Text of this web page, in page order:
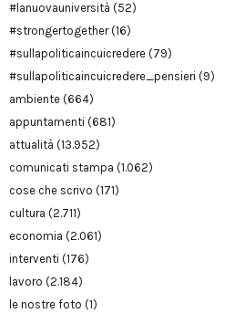
#lanuovauniversità (52)
#strongertogether(16)
#sullapoliticaincuicredere (79)
#sullapoliticaincuicredere_pensieri (9)
ambiente (664)
appuntamenti (681)
attualità (13.952)
comunicati stampa (1.062)
cose che scrivo (171)
cultura (2.711)
economia (2.061)
interventi (176)
lavoro (2.184)
le nostre foto (1)